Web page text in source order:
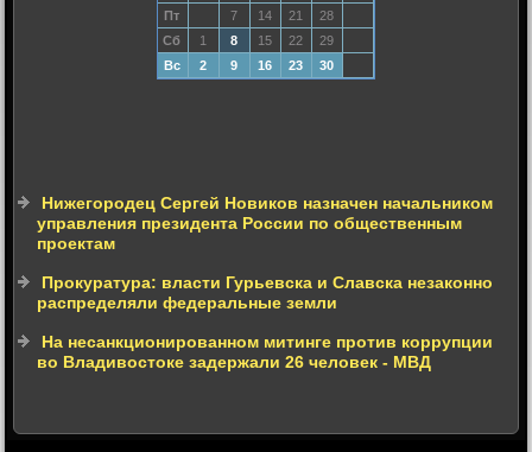
Пт
7 14 21
28
Сб
1 8 15 22
29
Вс
2 9 16 23 30
Нижегородец Сергей Новиков назначен начальником
управления президента России по общественным
проектам
Прокуратура: власти Гурьевска и Славска незаконно
распределяли федеральные земли
На несанкционированном митинге против коррупции
во Владивостоке задержали 26 человек - МВД